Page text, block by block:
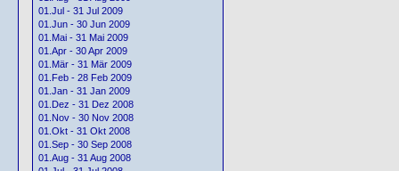
01.Jul - 31 Jul 2009
01.Jun - 30 Jun 2009
01.Mai - 31 Mai 2009
01.Apr - 30 Apr 2009
01.Mär - 31 Mär 2009
01.Feb - 28 Feb 2009
01.Jan - 31 Jan 2009
01.Dez - 31 Dez 2008
01.Nov - 30 Nov 2008
01.Okt - 31 Okt 2008
01.Sep - 30 Sep 2008
01.Aug - 31 Aug 2008